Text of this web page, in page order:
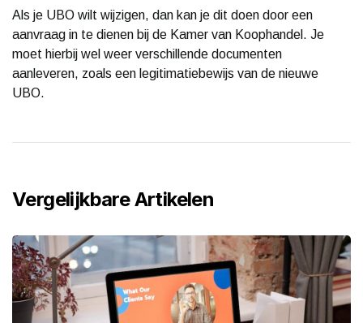
Als je UBO wilt wijzigen, dan kan je dit doen door een
aanvraag in te dienen bij de Kamer van Koophandel. Je
moet hierbij wel weer verschillende documenten
aanleveren, zoals een legitimatiebewijs van de nieuwe
UBO.
Vergelijkbare Artikelen